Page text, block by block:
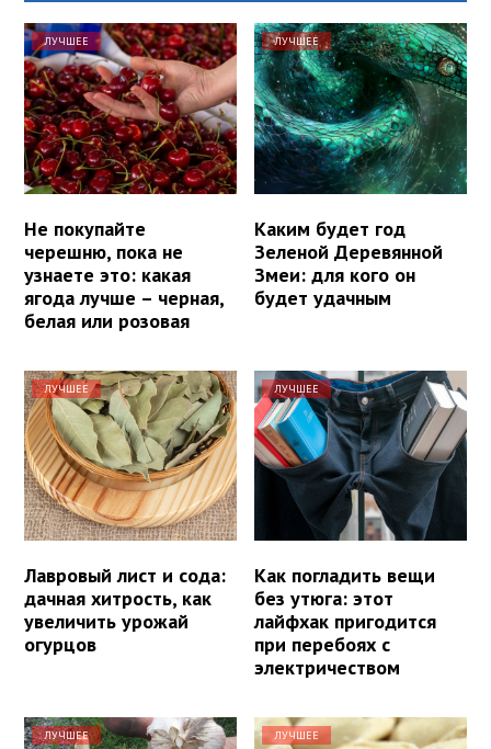
ЛУЧШЕЕ
Не покупайте
черешню, пока не
узнаете это: какая
ягода лучше – черная,
белая или розовая
ЛУЧШЕЕ
Каким будет год
Зеленой Деревянной
Змеи: для кого он
будет удачным
ЛУЧШЕЕ
Лавровый лист и сода:
дачная хитрость, как
увеличить урожай
огурцов
ЛУЧШЕЕ
Как погладить вещи
без утюга: этот
лайфхак пригодится
при перебоях с
электричеством
ЛУЧШЕЕ ЛУЧШЕЕ